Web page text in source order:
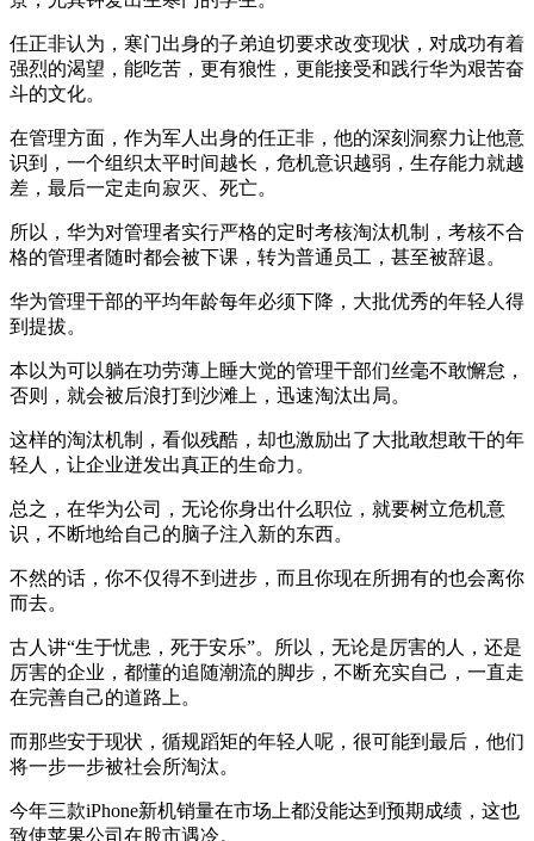
任正非认为，寒门出身的子弟迫切要求改变现状，对成功有着
强烈的渴望，能吃苦，更有狼性，更能接受和践行华为艰苦奋
斗的文化。
在管理方面，作为军人出身的任正非，他的深刻洞察力让他意
识到，一个组织太平时间越长，危机意识越弱，生存能力就越
差，最后一定走向寂灭、死亡。
所以，华为对管理者实行严格的定时考核淘汰机制，考核不合
格的管理者随时都会被下课，转为普通员工，甚至被辞退。
华为管理干部的平均年龄每年必须下降，大批优秀的年轻人得
到提拔。
本以为可以躺在功劳薄上睡大觉的管理干部们丝毫不敢懈怠，
否则，就会被后浪打到沙滩上，迅速淘汰出局。
这样的淘汰机制，看似残酷，却也激励出了大批敢想敢干的年
轻人，让企业迸发出真正的生命力。
总之，在华为公司，无论你身出什么职位，就要树立危机意
识，不断地给自己的脑子注入新的东西。
不然的话，你不仅得不到进步，而且你现在所拥有的也会离你
而去。
古人讲“生于忧患，死于安乐”。所以，无论是厉害的人，还是
厉害的企业，都懂的追随潮流的脚步，不断充实自己，一直走
在完善自己的道路上。
而那些安于现状，循规蹈矩的年轻人呢，很可能到最后，他们
将一步一步被社会所淘汰。
今年三款iPhone新机销量在市场上都没能达到预期成绩，这也
致使苹果公司在股市遇冷。